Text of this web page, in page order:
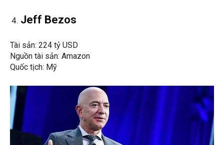
Jeff Bezos
Tài sản: 224 tỷ USD
Nguồn tài sản: Amazon
Quốc tịch: Mỹ